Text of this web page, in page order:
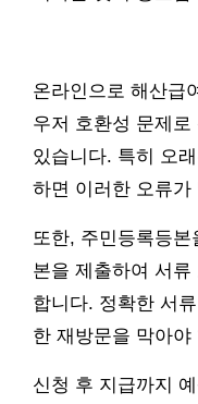
온라인으로 해산급
우저 호환성 문제
있습니다. 특히 오
하면 이러한 오류
또한, 주민등록등
본을 제출하여 서
합니다. 정확한 서
한 재방문을 막아야
신청 후 지급까지